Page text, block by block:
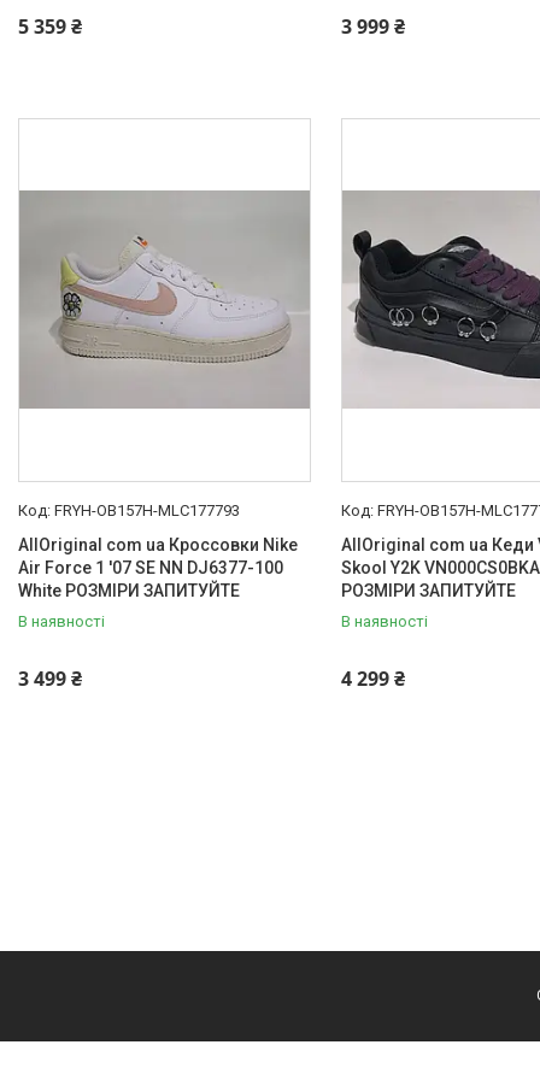
5 359 ₴ 3 999 ₴
FRYH-OB157H-MLC177793
AllOriginal com ua Кроссовки Nike
Air Force 1 '07 SE NN DJ6377-100
White РОЗМІРИ ЗАПИТУЙТЕ
В наявності
3 499 ₴
FRYH-OB157H-
AllOriginal com ua Кеди
Skool Y2K
РОЗМІРИ ЗАПИТУЙТЕ
В наявності
4 299 ₴